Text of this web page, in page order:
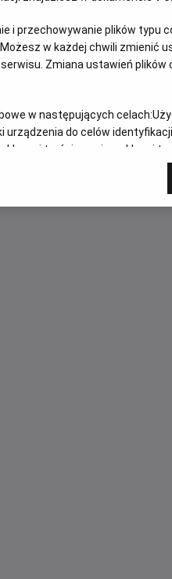
вибуховий розділ
II. Цього разу у
один з одним у
Шао Кана, що
i przechowywanie plików typu
w każdej chwili zmienić
Zmiana ustawień plików
w następujących celach:
do celów
i treści, pomiar reklam i